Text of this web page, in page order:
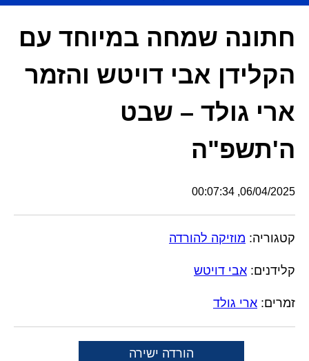
חתונה שמחה במיוחד עם
הקלידן אבי דויטש והזמר
ארי גולד – שבט
ה'תשפ"ה
06/04/2025, 00:07:34
קטגוריה: מוזיקה להורדה
קלידנים: אבי דויטש
זמרים: ארי גולד
הורדה ישירה